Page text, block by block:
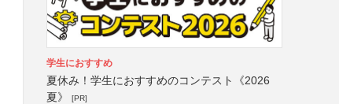
学生におすすめ
夏休み！学生におすすめのコンテスト《2026
夏》
[PR]